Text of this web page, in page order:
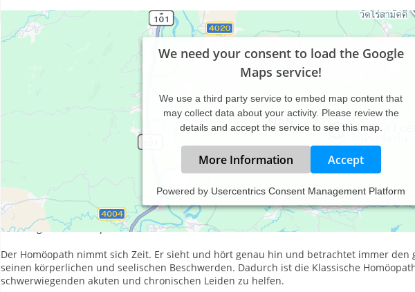
We need your consent to load the Google
Maps service!
We use a third party service to embed map content that
may collect data about your activity. Please review the
details and accept the service to see this map.
More Information Accept
Powered by Usercentrics Consent Management Platform
Die homöopathische Heil- und Seminarpraxis Thomas von Reumont in Göttingen kann
in der klassisch homöopathischen Behandlung von Menschen mit akuten und
Unsere gesamte Kompetenz stellen wir in den Dienst Ihrer Gesundheit.
Der Homöopath nimmt sich Zeit. Er sieht und hört genau hin und betrachtet immer den
seinen körperlichen und seelischen Beschwerden. Dadurch ist die Klassische
schwerwiegenden akuten und chronischen Leiden zu helfen.